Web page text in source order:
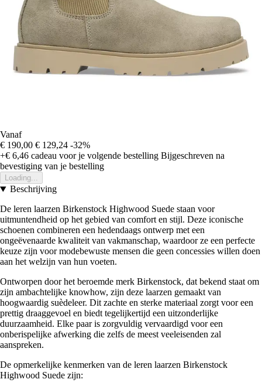
Vanaf
€ 190,00 € 129,24 -32%
+€ 6,46 cadeau voor je volgende bestelling Bijgeschreven na
bevestiging van je bestelling
Loading...
Beschrijving
De leren laarzen Birkenstock Highwood Suede staan voor
uitmuntendheid op het gebied van comfort en stijl. Deze iconische
schoenen combineren een hedendaags ontwerp met een
ongeëvenaarde kwaliteit van vakmanschap, waardoor ze een perfecte
keuze zijn voor modebewuste mensen die geen concessies willen doen
aan het welzijn van hun voeten.
Ontworpen door het beroemde merk Birkenstock, dat bekend staat om
zijn ambachtelijke knowhow, zijn deze laarzen gemaakt van
hoogwaardig suèdeleer. Dit zachte en sterke materiaal zorgt voor een
prettig draaggevoel en biedt tegelijkertijd een uitzonderlijke
duurzaamheid. Elke paar is zorgvuldig vervaardigd voor een
onberispelijke afwerking die zelfs de meest veeleisenden zal
aanspreken.
De opmerkelijke kenmerken van de leren laarzen Birkenstock
Highwood Suede zijn: